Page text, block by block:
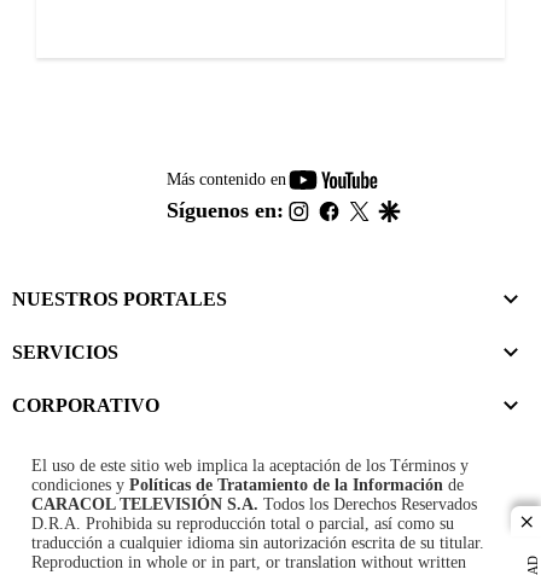
Más contenido en
youtube-
footer
Síguenos en: instagram
facebook
twitter
NUESTROS PORTALES
SERVICIOS
CORPORATIVO
El uso de este sitio web implica la aceptación de los Términos y
condiciones y Políticas de Tratamiento de la Información de
CARACOL TELEVISIÓN S.A. Todos los Derechos Reservados
D.R.A. Prohibida su reproducción total o parcial, así como su
traducción a cualquier idioma sin autorización escrita de su titular.
Reproduction in whole or in part, or translation without written